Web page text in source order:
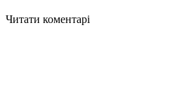
Читати коментарі